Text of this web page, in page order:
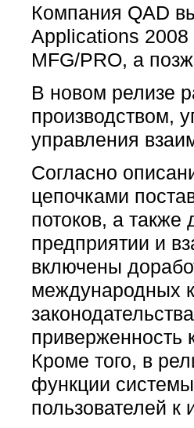
Компания QAD
Applications
MFG/PRO, а
В новом релизе
производством,
управления
Согласно
цепочками
потоков, а
предприятии и
включены
международных
приверженность
Кроме того, в
функции
пользователей